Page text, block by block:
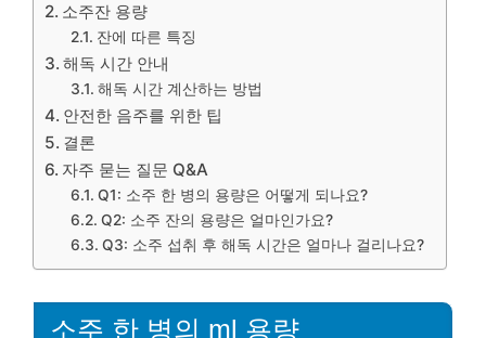
소주잔 용량
잔에 따른 특징
해독 시간 안내
해독 시간 계산하는 방법
안전한 음주를 위한 팁
결론
자주 묻는 질문 Q&A
Q1: 소주 한 병의 용량은 어떻게 되나요?
Q2: 소주 잔의 용량은 얼마인가요?
Q3: 소주 섭취 후 해독 시간은 얼마나 걸리나요?
소주 한 병의 ml 용량